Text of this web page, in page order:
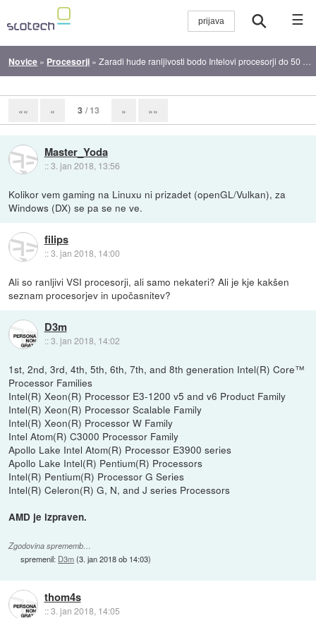
☰
Novice » Procesorji »Zaradi hude ranljivosti bodo Intelovi procesorji do 50 odstotkov počasnejši
«« « 3 / 13 » »»
Master_Yoda
::3. jan 2018, 13:56
Kolikor vem gaming na Linuxu ni prizadet (openGL/Vulkan), za
Windows (DX) se pa se ne ve.
filips
::3. jan 2018, 14:00
Ali so ranljivi VSI procesorji, ali samo nekateri? Ali je kje kakšen
seznam procesorjev in upočasnitev?
D3m
::3. jan 2018, 14:02
1st, 2nd, 3rd, 4th, 5th, 6th, 7th, and 8th generation Intel(R) Core™
Processor Families
Intel(R) Xeon(R) Processor E3-1200 v5 and v6 Product Family
Intel(R) Xeon(R) Processor Scalable Family
Intel(R) Xeon(R) Processor W Family
Intel Atom(R) C3000 Processor Family
Apollo Lake Intel Atom(R) Processor E3900 series
Apollo Lake Intel(R) Pentium(R) Processors
Intel(R) Pentium(R) Processor G Series
Intel(R) Celeron(R) G, N, and J series Processors
AMD je izpraven.
Zgodovina sprememb…
spremenil: D3m(3. jan 2018 ob 14:03)
thom4s
::3. jan 2018, 14:05